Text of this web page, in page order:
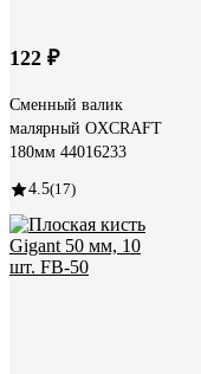
122 ₽
Сменный валик
малярный OXCRAFT
180мм 44016233
4.5(17)